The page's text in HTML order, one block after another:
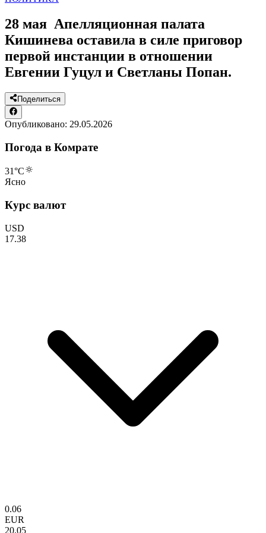
28 мая Апелляционная палата
Кишинева оставила в силе приговор
первой инстанции в отношении
Евгении Гуцул и Светланы Попан.
Поделиться
Опубликовано: 29.05.2026
Погода в Комрате
31°C
Ясно
Курс валют
USD
17.38
0.06
EUR
20.05